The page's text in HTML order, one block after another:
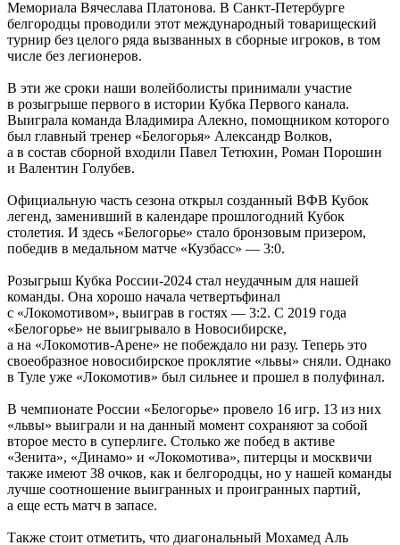
Мемориала Вячеслава Платонова. В Санкт-Петербурге
белгородцы проводили этот международный товарищеский
турнир без целого ряда вызванных в сборные игроков, в том
числе без легионеров.
В эти же сроки наши волейболисты принимали участие
в розыгрыше первого в истории Кубка Первого канала.
Выиграла команда Владимира Алекно, помощником которого
был главный тренер «Белогорья» Александр Волков,
а в состав сборной входили Павел Тетюхин, Роман Порошин
и Валентин Голубев.
Официальную часть сезона открыл созданный ВФВ Кубок
легенд, заменивший в календаре прошлогодний Кубок
столетия. И здесь «Белогорье» стало бронзовым призером,
победив в медальном матче «Кузбасс» — 3:0.
Розыгрыш Кубка России-2024 стал неудачным для нашей
команды. Она хорошо начала четвертьфинал
с «Локомотивом», выиграв в гостях — 3:2. С 2019 года
«Белогорье» не выигрывало в Новосибирске,
а на «Локомотив-Арене» не побеждало ни разу. Теперь это
своеобразное новосибирское проклятие «львы» сняли. Однако
в Туле уже «Локомотив» был сильнее и прошел в полуфинал.
В чемпионате России «Белогорье» провело 16 игр. 13 из них
«львы» выиграли и на данный момент сохраняют за собой
второе место в суперлиге. Столько же побед в активе
«Зенита», «Динамо» и «Локомотива», питерцы и москвичи
также имеют 38 очков, как и белгородцы, но у нашей команды
лучше соотношение выигранных и проигранных партий,
а еще есть матч в запасе.
Также стоит отметить, что диагональный Мохамед Аль